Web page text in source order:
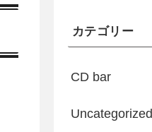
カテゴリー
CD bar
Uncategorized